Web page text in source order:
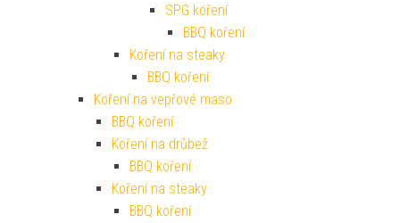
SPG koření
BBQ koření
Koření na steaky
BBQ koření
Koření na vepřové maso
BBQ koření
Koření na drůbež
BBQ koření
Koření na steaky
BBQ koření